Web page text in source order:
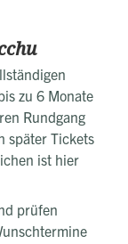
zu 6 Monate
Rundgang
später Tickets
ist hier
prüfen